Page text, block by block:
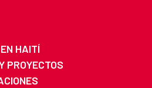
HAITÍ
PROYECTOS